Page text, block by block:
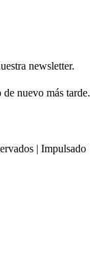
newsletter.
nuevo más tarde.
| Impulsado